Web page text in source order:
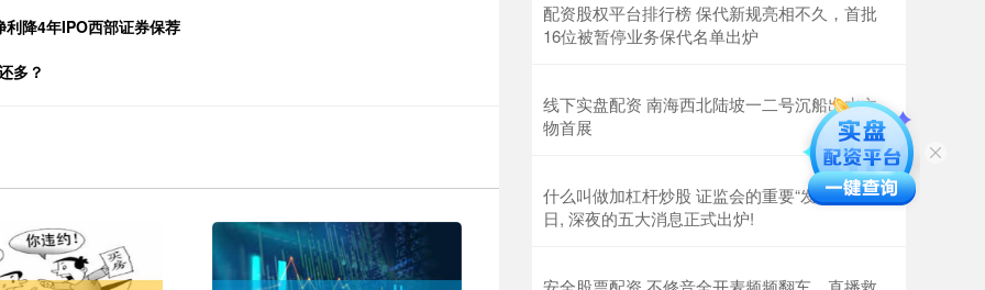
降4年IPO西部证券保荐
多？
配资股权平台排行榜 保代新规亮相不久，首批
16位被暂停业务保代名单出炉
线下实盘配资 南海西北陆坡一二号沉船出水文
物首展
什么叫做加杠杆炒股 证监会的重要“发声”! 2月5
日, 深夜的五大消息正式出炉!